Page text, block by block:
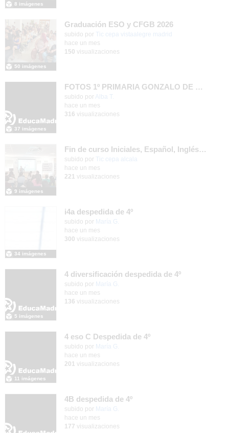
8 imágenes
Graduación ESO y CFGB 2026
subido por Tic cepa vistaalegre madrid
50 imágenes
hace un mes
150 visualizaciones
FOTOS 1º PRIMARIA GONZALO DE BERCEO
subido por Alba T.
37 imágenes
hace un mes
316 visualizaciones
Fin de curso Iniciales, Español, Inglés, Informática y Patrimonio
subido por Tic cepa alcala
9 imágenes
hace un mes
221
visualizaciones
i4a despedida de 4º
Contenido educativo.
subido por María G.
34 imágenes
hace un mes
300 visualizaciones
4 diversificación despedida de 4º
Contenido educativo.
subido por María G.
5 imágenes
hace un mes
136 visualizaciones
4 eso C Despedida de 4º
Contenido educativo.
subido por María G.
11 imágenes
hace un mes
201
visualizaciones
4B despedida de 4º
Contenido educativo.
subido por María G.
hace un mes
177 visualizaciones